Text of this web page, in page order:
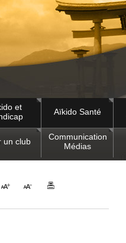
et
Aïkido Santé
un club
Communication
Médias